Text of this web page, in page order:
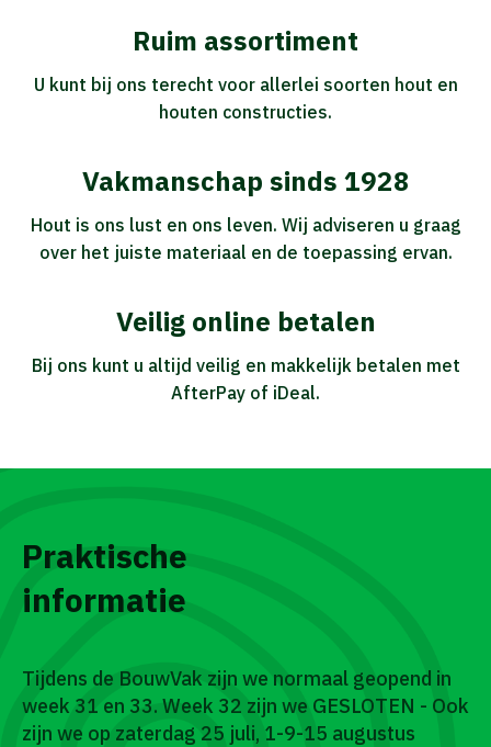
Ruim assortiment
U kunt bij ons terecht voor allerlei soorten hout en
houten constructies.
Vakmanschap sinds 1928
Hout is ons lust en ons leven. Wij adviseren u graag
over het juiste materiaal en de toepassing ervan.
Veilig online betalen
Bij ons kunt u altijd veilig en makkelijk betalen met
AfterPay of iDeal.
Praktische
informatie
Tijdens de BouwVak zijn we normaal geopend in
week 31 en 33. Week 32 zijn we GESLOTEN - Ook
zijn we op zaterdag 25 juli, 1-9-15 augustus